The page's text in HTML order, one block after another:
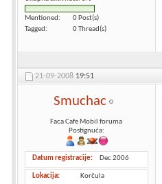
Mentioned
0 Post(s)
Tagged
0 Thread(s)
21-09-2008 19:51
Smuchac
Faca Cafe Mobil foruma
Postignuća:
Datum registracije Dec 2006
Lokacija Korčula